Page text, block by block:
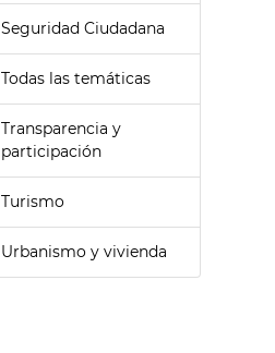
Seguridad Ciudadana
Todas las temáticas
Transparencia y
participación
Turismo
Urbanismo y vivienda